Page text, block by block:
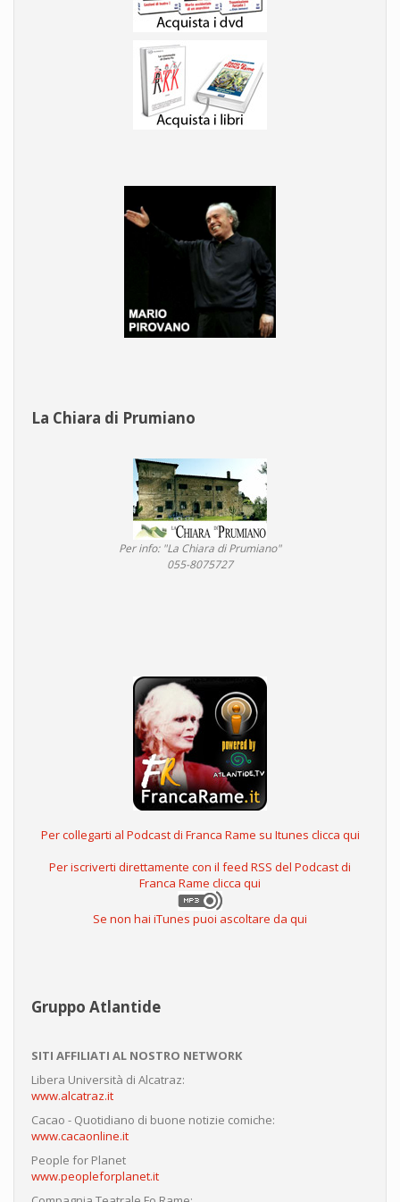
La Chiara di Prumiano
Per info: "La Chiara di Prumiano"
055-8075727
Per collegarti al Podcast di Franca Rame su Itunes clicca qui
Per iscriverti direttamente con il feed RSS del Podcast di
Franca Rame clicca qui
Se non hai iTunes puoi ascoltare da qui
Gruppo Atlantide
SITI AFFILIATI AL NOSTRO NETWORK
Libera Università di Alcatraz:
www.alcatraz.it
Cacao - Quotidiano di buone notizie comiche:
www.cacaonline.it
People for Planet
www.peopleforplanet.it